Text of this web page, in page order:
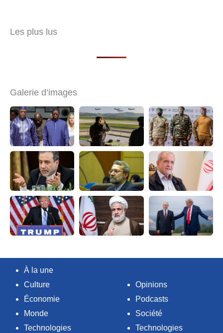
Les plus lus
Galerie d’images
À la une
Culture
Économie
Monde
Technologies
Opinions
Podcasts
Société
Technologies